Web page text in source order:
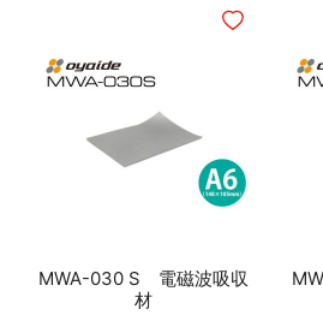
MWA-030 S 電磁波吸収
材
ほしいものリ